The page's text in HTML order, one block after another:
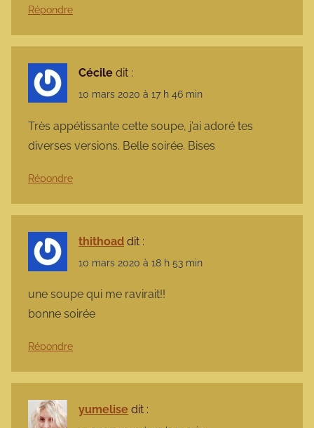
Répondre
Cécile dit :
10 mars 2020 à 17 h 46 min
Très appétissante cette soupe, j’ai adoré tes
diverses versions. Belle soirée. Bises
Répondre
thithoad dit :
10 mars 2020 à 18 h 53 min
une soupe qui me ravirait!!
bonne soirée
Répondre
yumelise dit :